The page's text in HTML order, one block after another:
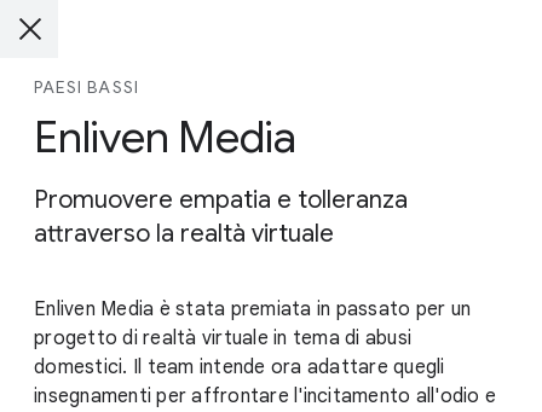
PAESI BASSI
Enliven Media
Promuovere empatia e tolleranza
attraverso la realtà virtuale
Enliven Media è stata premiata in passato per un
progetto di realtà virtuale in tema di abusi
domestici. Il team intende ora adattare quegli
insegnamenti per affrontare l'incitamento all'odio e